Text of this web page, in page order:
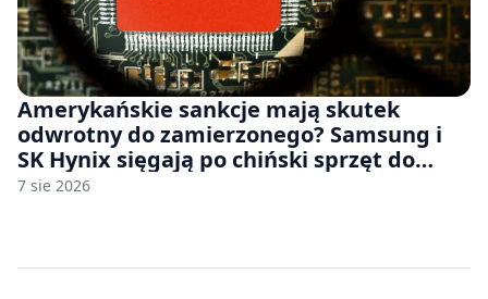
Amerykańskie sankcje mają skutek
odwrotny do zamierzonego? Samsung i
SK Hynix sięgają po chiński sprzęt do
fabryk chipów
7 sie 2026